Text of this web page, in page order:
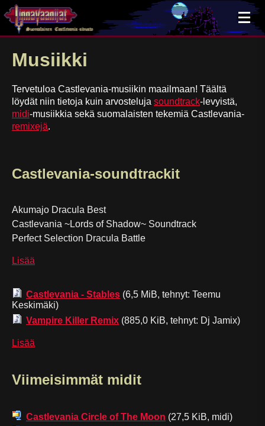
Musiikki
Tervetuloa Castlevania-musiikin maailmaan! Täältä
löydät niin tietoja kuin arvosteluja soundtrack-levyistä,
midi-musiikkia sekä suomalaisten tekemiä Castlevania-
remixejä.
Castlevania-soundtrackit
Akumajo Dracula Best
Castlevania ~Lords of Shadow~ Soundtrack
Perfect Selection Dracula Battle
Lisää
Castlevania - Stables (6,5 MiB, tehnyt: Teemu
Keskimäki)
Vampire Killer Remix (885,0 KiB, tehnyt: Dj Jamix)
Lisää
Viimeisimmät midit
Castlevania Circle of The Moon (27,5 KiB, midi)
×